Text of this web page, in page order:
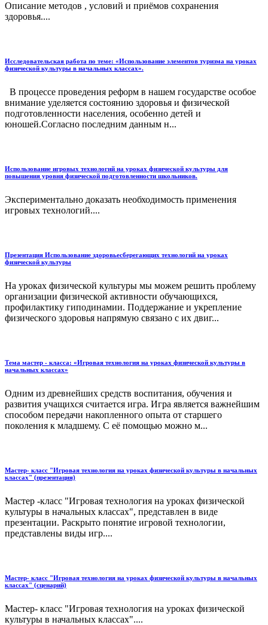
Описание методов , условий и приёмов сохранения
здоровья....
Исследовательская работа по теме: «Использование элементов туризма на уроках
физической культуры в начальных классах».
В процессе проведения реформ в нашем государстве особое
внимание уделяется состоянию здоровья и физической
подготовленности населения, особенно детей и
юношей.Согласно последним данным н...
Использование игровых технологий на уроках физической культуры для
повышения уровня физической подготовленности школьников.
Экспериментально доказать необходимость применения
игровых технологий....
Презентация Использование здоровьесберегающих технологий на уроках
физической культуры
На уроках физической культуры мы можем решить проблему
организации физической активности обучающихся,
профилактику гиподинамии. Поддержание и укрепление
физического здоровья напрямую связано с их двиг...
Тема мастер - класса: «Игровая технология на уроках физической культуры в
начальных классах»
Одним из древнейших средств воспитания, обучения и
развития учащихся считается игра. Игра является важнейшим
способом передачи накопленного опыта от старшего
поколения к младшему. С её помощью можно м...
Мастер- класс "Игровая технология на уроках физической культуры в начальных
классах" (презентация)
Мастер -класс "Игровая технология на уроках физической
культуры в начальных классах", представлен в виде
презентации. Раскрыто понятие игровой технологии,
представлены виды игр....
Мастер- класс "Игровая технология на уроках физической культуры в начальных
классах" (сценарий)
Мастер- класс "Игровая технология на уроках физической
культуры в начальных классах"....